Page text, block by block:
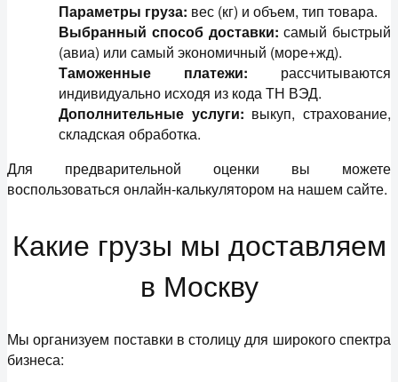
Параметры груза: вес (кг) и объем, тип товара.
Выбранный способ доставки: самый быстрый
(авиа) или самый экономичный (море+жд).
Таможенные платежи: рассчитываются
индивидуально исходя из кода ТН ВЭД.
Дополнительные услуги: выкуп, страхование,
складская обработка.
Для предварительной оценки вы можете
воспользоваться онлайн-калькулятором на нашем сайте.
Какие грузы мы доставляем
в Москву
Мы организуем поставки в столицу для широкого спектра
бизнеса: